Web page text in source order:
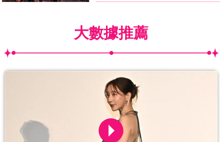
大數據推薦